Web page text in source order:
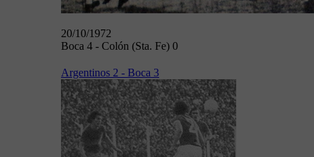
20/10/1972
Boca 4 - Colón (Sta. Fe) 0
Argentinos 2 - Boca 3